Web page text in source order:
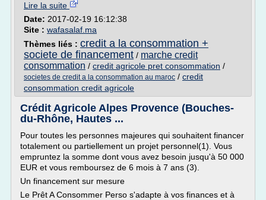
Lire la suite
Date: 2017-02-19 16:12:38
Site : wafasalaf.ma
Thèmes liés : credit a la consommation +
societe de financement / marche credit
consommation / credit agricole pret consommation /
societes de credit a la consommation au maroc / credit
consommation credit agricole
Crédit Agricole Alpes Provence (Bouches-
du-Rhône, Hautes ...
Pour toutes les personnes majeures qui souhaitent financer
totalement ou partiellement un projet personnel(1). Vous
empruntez la somme dont vous avez besoin jusqu'à 50 000
EUR et vous remboursez de 6 mois à 7 ans (3).
Un financement sur mesure
Le Prêt A Consommer Perso s'adapte à vos finances et à